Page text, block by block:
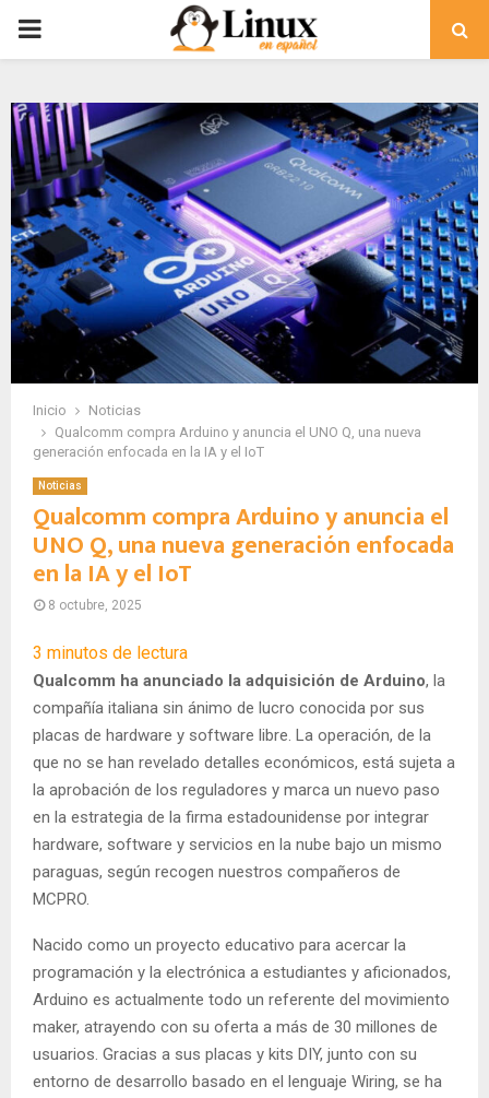
PRIMARY
Inicio
Noticias
Qualcomm compra Arduino y anuncia el UNO Q, una nueva
generación enfocada en la IA y el IoT
Noticias
Qualcomm compra Arduino y anuncia el
UNO Q, una nueva generación enfocada
en la IA y el IoT
8 octubre, 2025
3 minutos de lectura
Qualcomm ha anunciado la adquisición de Arduino, la
compañía italiana sin ánimo de lucro conocida por sus
placas de hardware y software libre. La operación, de la
que no se han revelado detalles económicos, está sujeta a
la aprobación de los reguladores y marca un nuevo paso
en la estrategia de la firma estadounidense por integrar
hardware, software y servicios en la nube bajo un mismo
paraguas, según recogen nuestros compañeros de
MCPRO.
Nacido como un proyecto educativo para acercar la
programación y la electrónica a estudiantes y aficionados,
Arduino es actualmente todo un referente del movimiento
maker, atrayendo con su oferta a más de 30 millones de
usuarios. Gracias a sus placas y kits DIY, junto con su
entorno de desarrollo basado en el lenguaje Wiring, se ha